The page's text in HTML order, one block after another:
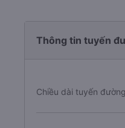
Thông tin tuyến
Chiều dài tuyến đường